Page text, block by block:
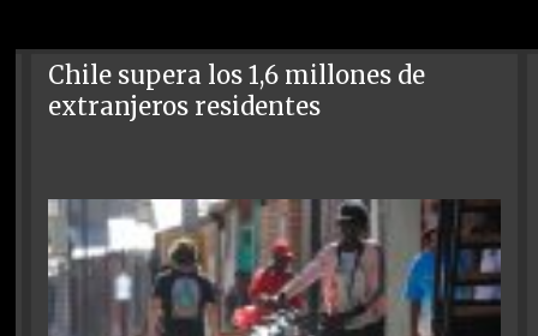
Chile supera los 1,6 millones de
extranjeros residentes